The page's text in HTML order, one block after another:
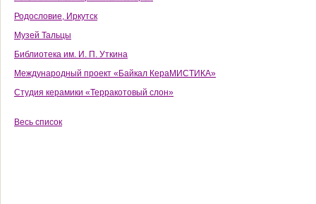
Родословие, Иркутск
Музей Тальцы
Библиотека им. И. П. Уткина
Международный проект «Байкал КераМИСТИКА»
Студия керамики «Терракотовый слон»
Весь список